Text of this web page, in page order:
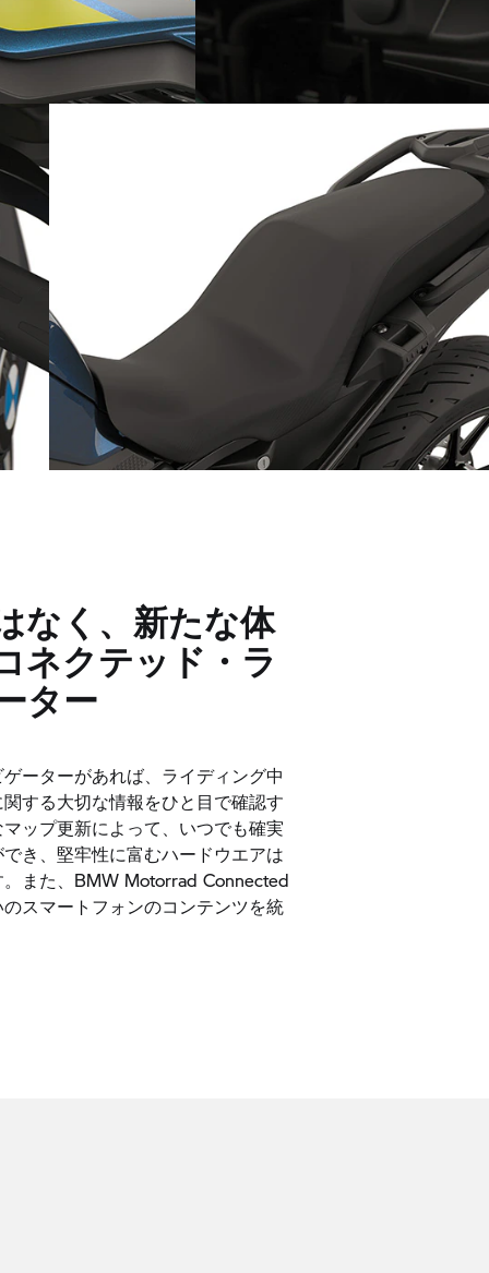
さらに強力なUSBポートを標準
なく、新たな体
ネクテッド・ラ
ター
ーターがあれば、ライディング中
する大切な情報をひと目で確認す
ップ更新によって、いつでも確実
き、堅牢性に富むハードウエアは
また、BMW Motorrad Connected
スマートフォンのコンテンツを統